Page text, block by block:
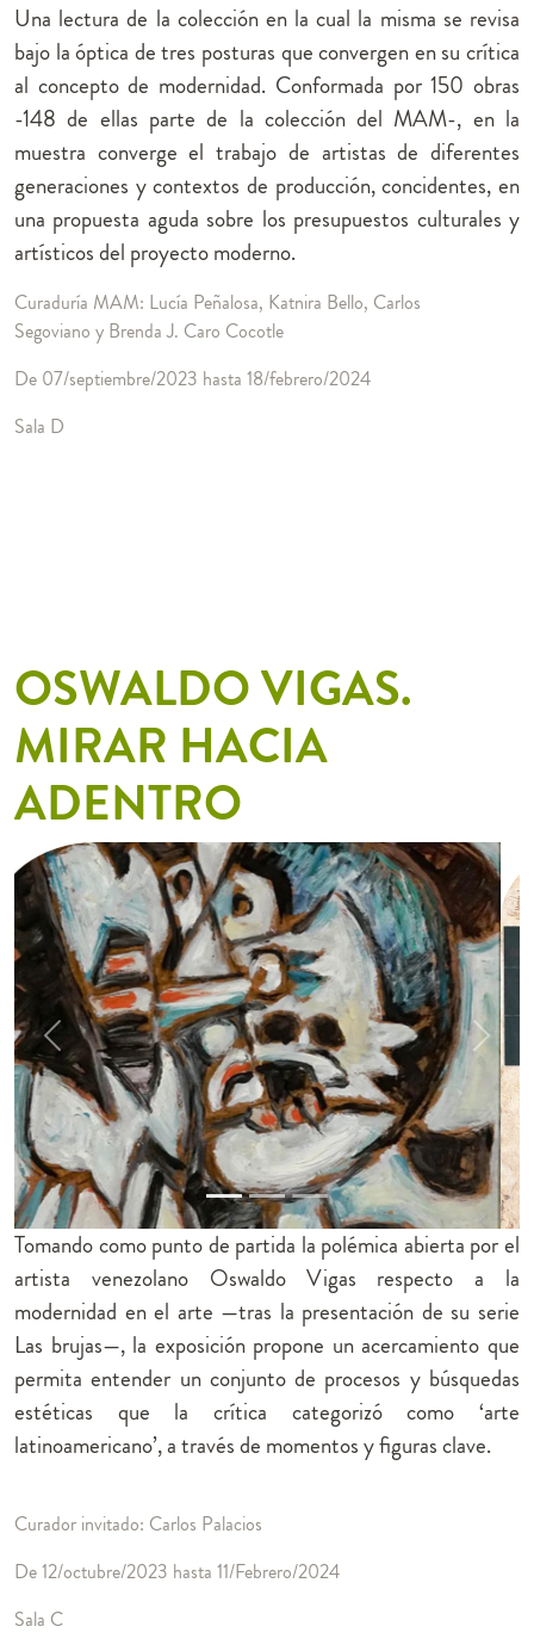
Una lectura de la colección en la cual la misma se revisa
bajo la óptica de tres posturas que convergen en su crítica
al concepto de modernidad. Conformada por 150 obras
-148 de ellas parte de la colección del MAM-, en la
muestra converge el trabajo de artistas de diferentes
generaciones y contextos de producción, concidentes, en
una propuesta aguda sobre los presupuestos culturales y
artísticos del proyecto moderno.
Curaduría MAM: Lucía Peñalosa, Katnira Bello, Carlos
Segoviano y Brenda J. Caro Cocotle
De 07/septiembre/2023 hasta 18/febrero/2024
Sala D
OSWALDO VIGAS.
MIRAR HACIA
ADENTRO
Previous Next
Tomando como punto de partida la polémica abierta por el
artista venezolano Oswaldo Vigas respecto a la
modernidad en el arte —tras la presentación de su serie
Las brujas—, la exposición propone un acercamiento que
permita entender un conjunto de procesos y búsquedas
estéticas que la crítica categorizó como ‘arte
latinoamericano’, a través de momentos y figuras clave.
Curador invitado: Carlos Palacios
De 12/octubre/2023 hasta 11/Febrero/2024
Sala C